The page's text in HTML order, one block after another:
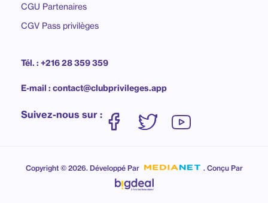
CGU Partenaires
CGV Pass privilèges
Tél. : +216 28 359 359
E-mail : contact@clubprivileges.app
Suivez-nous sur :
Copyright © 2026. Développé Par . Conçu Par